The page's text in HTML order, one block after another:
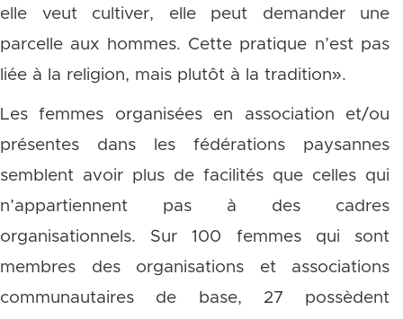
elle veut cultiver, elle peut demander une
parcelle aux hommes. Cette pratique n’est pas
liée à la religion, mais plutôt à la tradition».
Les femmes organisées en association et/ou
présentes dans les fédérations paysannes
semblent avoir plus de facilités que celles qui
n’appartiennent pas à des cadres
organisationnels. Sur 100 femmes qui sont
membres des organisations et associations
communautaires de base, 27 possèdent